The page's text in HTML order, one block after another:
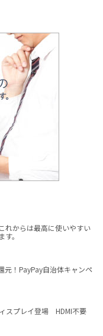
れからは最高に使いやすい
。
元！PayPay自治体キャンペ
スプレイ登場 HDMI不要